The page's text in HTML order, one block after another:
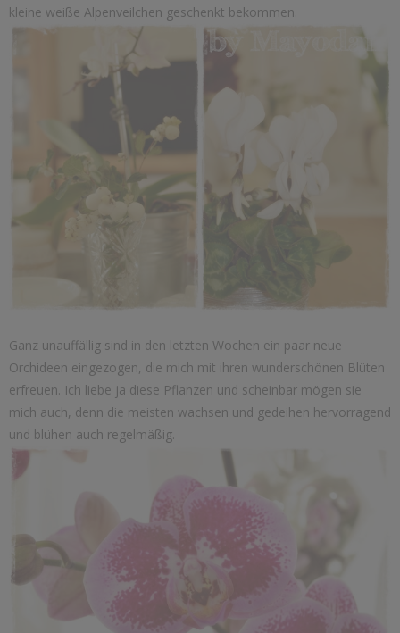
kleine weiße Alpenveilchen geschenkt bekommen.
Ganz unauffällig sind in den letzten Wochen ein paar neue
Orchideen eingezogen, die mich mit ihren wunderschönen Blüten
erfreuen. Ich liebe ja diese Pflanzen und scheinbar mögen sie
mich auch, denn die meisten wachsen und gedeihen hervorragend
und blühen auch regelmäßig.